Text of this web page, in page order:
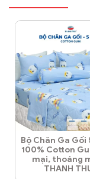
Bộ Chăn Ga Gối
100% Cotton
mại, thoáng
THANH